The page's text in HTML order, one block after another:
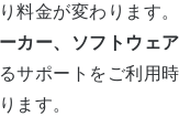
料金が変わります
カー、ソフトウェ
サポートをご利用
ます。